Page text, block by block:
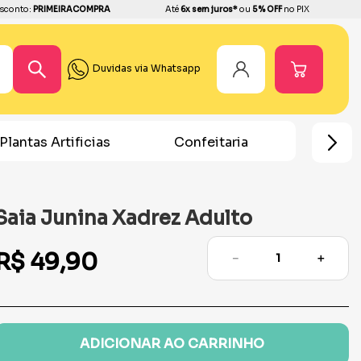
PRIMEIRACOMPRA Até6x sem juros*ou 5% OFFno PIX
Duvidas via Whatsapp
Plantas Artificias Confeitaria
Junina Xadrez Adulto
49,90 ＋
－
ADICIONAR AO CARRINHO